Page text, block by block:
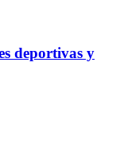
deportivas y